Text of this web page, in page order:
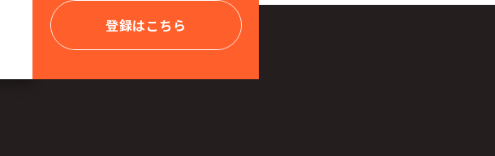
登録はこちら